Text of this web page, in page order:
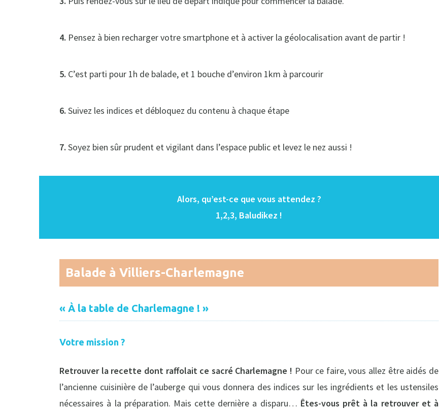
4. Pensez à bien recharger votre smartphone et à activer la géolocalisation avant de partir !
5. C’est parti pour 1h de balade, et 1 bouche d’environ 1km à parcourir
6. Suivez les indices et débloquez du contenu à chaque étape
7. Soyez bien sûr prudent et vigilant dans l’espace public et levez le nez aussi !
Alors, qu’est-ce que vous attendez ?
1,2,3, Baludikez !
Balade à Villiers-Charlemagne
« À la table de Charlemagne ! »
Votre mission ?
Retrouver la recette dont raffolait ce sacré Charlemagne ! Pour ce faire, vous allez être aidés de
l’ancienne cuisinière de l’auberge qui vous donnera des indices sur les ingrédients et les ustensiles
nécessaires à la préparation. Mais cette dernière a disparu… Êtes-vous prêt à la retrouver et à